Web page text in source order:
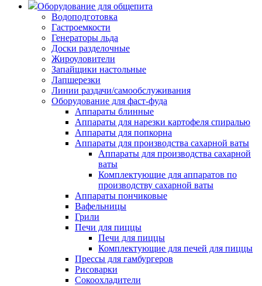
Оборудование для общепита
Водоподготовка
Гастроемкости
Генераторы льда
Доски разделочные
Жироуловители
Запайщики настольные
Лапшерезки
Линии раздачи/самообслуживания
Оборудование для фаст-фуда
Аппараты блинные
Аппараты для нарезки картофеля спиралью
Аппараты для попкорна
Аппараты для производства сахарной ваты
Аппараты для производства сахарной
ваты
Комплектующие для аппаратов по
производству сахарной ваты
Аппараты пончиковые
Вафельницы
Грили
Печи для пиццы
Печи для пиццы
Комплектующие для печей для пиццы
Прессы для гамбургеров
Рисоварки
Сокоохладители